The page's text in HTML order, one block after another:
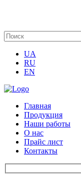
UA
RU
EN
Главная
Продукция
Наши работы
О нас
Прайс лист
Контакты